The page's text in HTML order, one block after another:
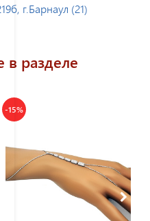
г.Барнаул (21)
в разделе
-15%